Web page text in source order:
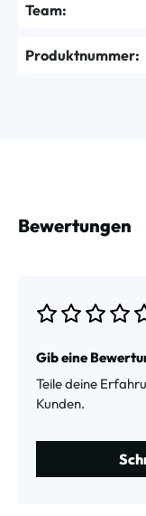
Team:
Produktnummer:
Bewertungen
Gib eine
Teile deine
Kunden.